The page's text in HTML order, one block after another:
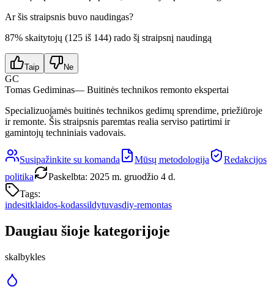
Ar šis straipsnis buvo naudingas?
87% skaitytojų (125 iš 144) rado šį straipsnį naudingą
Taip Ne
GC
Tomas Gediminas— Buitinės technikos remonto ekspertai
Specializuojamės buitinės technikos gedimų sprendime, priežiūroje
ir remonte. Šis straipsnis paremtas realia serviso patirtimi ir
gamintojų techniniais vadovais.
Susipažinkite su komanda Mūsų metodologija
Redakcijos
politika
Paskelbta: 2025 m. gruodžio 4 d.
Tags:
indesitklaidos-kodassildytuvasdiy-remontas
Daugiau šioje kategorijoje
skalbykles